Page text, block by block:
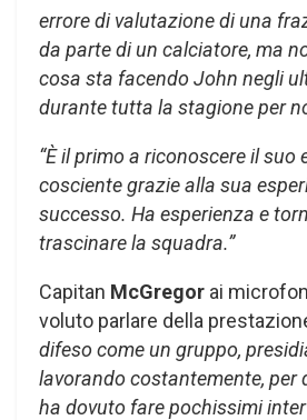
errore di valutazione di una
da parte di un calciatore, ma
cosa sta facendo John negli
durante tutta la stagione per
“È il primo a riconoscere il suo
cosciente grazie alla sua
successo. Ha esperienza e
trascinare la squadra.”
Capitan McGregor ai
voluto parlare della
difeso come un gruppo,
lavorando costantemente, per
ha dovuto fare pochissimi